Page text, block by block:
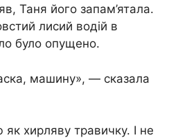
Таня його запам’ятала.
лисий водій в
було опущено.
машину», — сказала
хирляву травичку. І не